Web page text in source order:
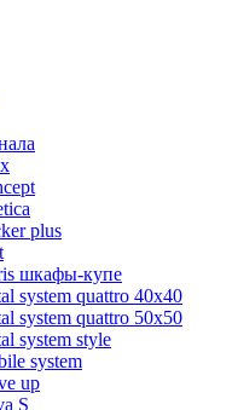
plus
шкафы-купе
system quattro 40x40
system quattro 50x50
system style
system
up
S